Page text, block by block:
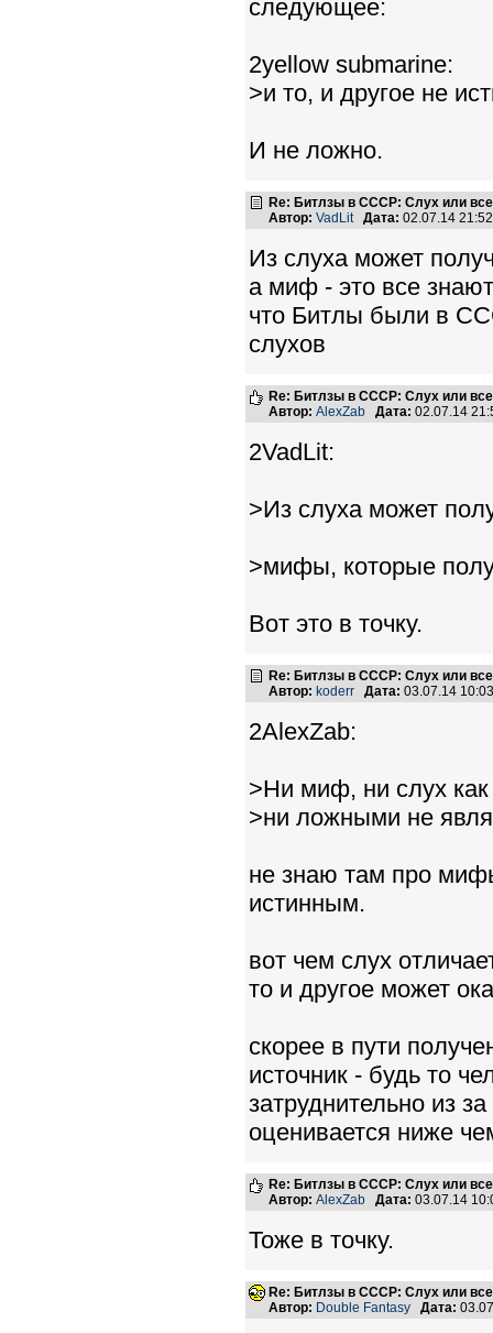
следующее:
2yellow submarine:
>и то, и другое не
И не ложно.
Re: Битлзы в СССР: Слух или
Автор: VadLit Дата: 02.07.14
Из слуха может
а миф - это все
что Битлы были в
слухов
Re: Битлзы в СССР: Слух или
Автор: AlexZab Дата: 02.07.14
2VadLit:
>Из слуха может
>мифы, которые
Вот это в точку.
Re: Битлзы в СССР: Слух или
Автор: koderr Дата: 03.07.14
2AlexZab:
>Ни миф, ни слух
>ни ложными не
не знаю там про
истинным.
вот чем слух
то и другое может
скорее в пути
источник - будь то
затруднительно из
оценивается ниже
Re: Битлзы в СССР: Слух или
Автор: AlexZab Дата: 03.07.14
Тоже в точку.
Re: Битлзы в СССР: Слух или
Автор: Double Fantasy Дата: